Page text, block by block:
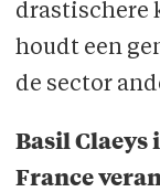
drastischere
houdt een
de sector
Basil Claeys
France